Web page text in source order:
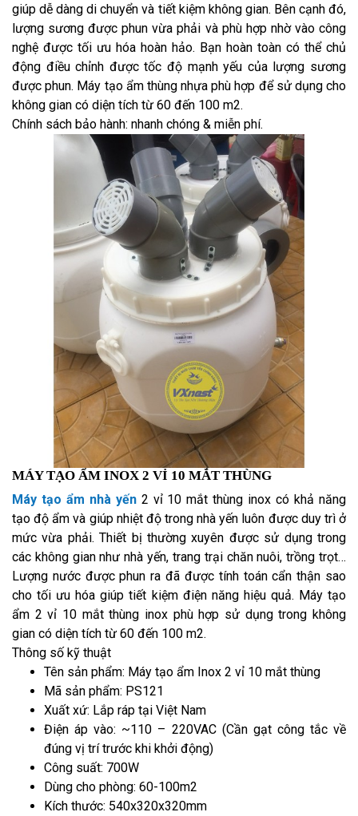
giúp dễ dàng di chuyển và tiết kiệm không gian. Bên cạnh đó,
lượng sương được phun vừa phải và phù hợp nhờ vào công
nghệ được tối ưu hóa hoàn hảo. Bạn hoàn toàn có thể chủ
động điều chỉnh được tốc độ mạnh yếu của lượng sương
được phun. Máy tạo ẩm thùng nhựa phù hợp để sử dụng cho
không gian có diện tích từ 60 đến 100 m2.
Chính sách bảo hành: nhanh chóng & miễn phí.
MÁY TẠO ẨM INOX 2 VỈ 10 MẮT THÙNG
Máy tạo ẩm nhà yến2 vỉ 10 mắt thùng inox có khả năng
tạo độ ẩm và giúp nhiệt độ trong nhà yến luôn được duy trì ở
mức vừa phải. Thiết bị thường xuyên được sử dụng trong
các không gian như nhà yến, trang trại chăn nuôi, trồng trọt…
Lượng nước được phun ra đã được tính toán cẩn thận sao
cho tối ưu hóa giúp tiết kiệm điện năng hiệu quả. Máy tạo
ẩm 2 vỉ 10 mắt thùng inox phù hợp sử dụng trong không
gian có diện tích từ 60 đến 100 m2.
Thông số kỹ thuật
Tên sản phẩm: Máy tạo ẩm Inox 2 vỉ 10 mắt thùng
Mã sản phẩm: PS121
Xuất xứ: Lắp ráp tại Việt Nam
Điện áp vào: ~110 – 220VAC (Cần gạt công tắc về
đúng vị trí trước khi khởi động)
Công suất: 700W
Dùng cho phòng: 60-100m2
Kích thước: 540x320x320mm